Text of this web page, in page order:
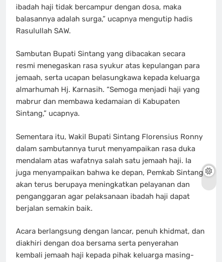
ibadah haji tidak bercampur dengan dosa, maka
balasannya adalah surga,” ucapnya mengutip hadis
Rasulullah SAW.
Sambutan Bupati Sintang yang dibacakan secara
resmi menegaskan rasa syukur atas kepulangan para
jemaah, serta ucapan belasungkawa kepada keluarga
almarhumah Hj. Karnasih. “Semoga menjadi haji yang
mabrur dan membawa kedamaian di Kabupaten
Sintang,” ucapnya.
Sementara itu, Wakil Bupati Sintang Florensius Ronny
dalam sambutannya turut menyampaikan rasa duka
mendalam atas wafatnya salah satu jemaah haji. Ia
juga menyampaikan bahwa ke depan, Pemkab Sintang
akan terus berupaya meningkatkan pelayanan dan
penganggaran agar pelaksanaan ibadah haji dapat
berjalan semakin baik.
Acara berlangsung dengan lancar, penuh khidmat, dan
diakhiri dengan doa bersama serta penyerahan
kembali jemaah haji kepada pihak keluarga masing-